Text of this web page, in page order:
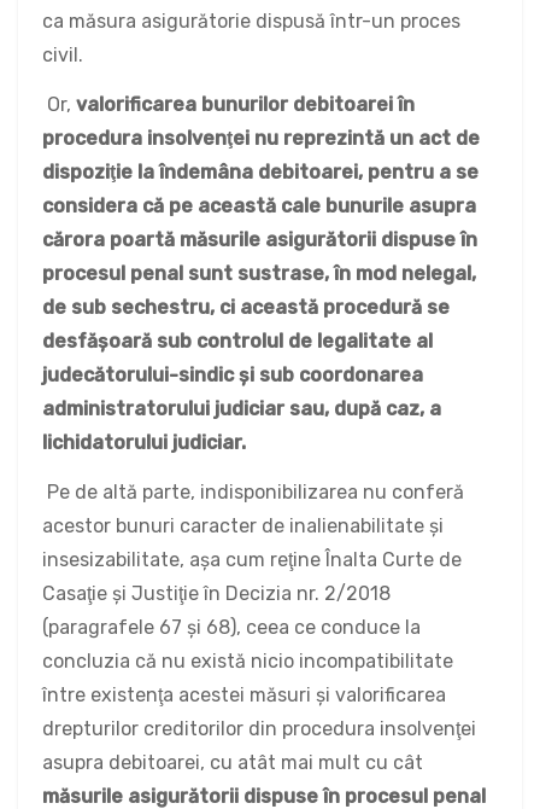
ca măsura asigurătorie dispusă într-un proces
civil.
Or, valorificarea bunurilor debitoarei în
procedura insolvenţei nu reprezintă un act de
dispoziţie la îndemâna debitoarei, pentru a se
considera că pe această cale bunurile asupra
cărora poartă măsurile asigurătorii dispuse în
procesul penal sunt sustrase, în mod nelegal,
de sub sechestru, ci această procedură se
desfăşoară sub controlul de legalitate al
judecătorului-sindic şi sub coordonarea
administratorului judiciar sau, după caz, a
lichidatorului judiciar.
Pe de altă parte, indisponibilizarea nu conferă
acestor bunuri caracter de inalienabilitate şi
insesizabilitate, aşa cum reţine Înalta Curte de
Casaţie şi Justiţie în Decizia nr. 2/2018
(paragrafele 67 şi 68), ceea ce conduce la
concluzia că nu există nicio incompatibilitate
între existenţa acestei măsuri şi valorificarea
drepturilor creditorilor din procedura insolvenţei
asupra debitoarei, cu atât mai mult cu cât
măsurile asigurătorii dispuse în procesul penal